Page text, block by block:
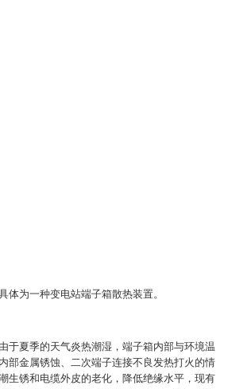
体为一种变电站端子箱散热装置。
于夏季的天气炎热潮湿，端子箱内部与环境温
部金属锈蚀、二次端子连接不良发热打火的情
生锈和电缆外皮的老化，降低绝缘水平，现有